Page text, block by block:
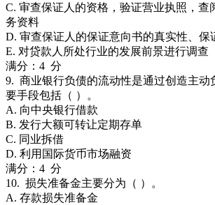
C. 审查保证人的资格，验证营业执照，查
务资料
D. 审查保证人的保证意向书的真实性、保
E. 对贷款人所处行业的发展前景进行调查
满分：4 分
9. 商业银行负债的流动性是通过创造主动
要手段包括（ ）。
A. 向中央银行借款
B. 发行大额可转让定期存单
C. 同业拆借
D. 利用国际货币市场融资
满分：4 分
10. 损失准备金主要分为（ ）。
A. 存款损失准备金